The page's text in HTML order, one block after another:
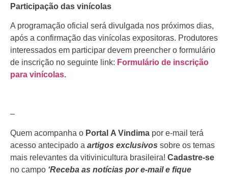
Participação das vinícolas
A programação oficial será divulgada nos próximos dias,
após a confirmação das vinícolas expositoras. Produtores
interessados em participar devem preencher o formulário
de inscrição no seguinte link: Formulário de inscrição
para vinícolas.
–
Quem acompanha o Portal A Vindima por e-mail terá
acesso antecipado a artigos exclusivos sobre os temas
mais relevantes da vitivinicultura brasileira! Cadastre-se
no campo ‘Receba as notícias por e-mail e fique